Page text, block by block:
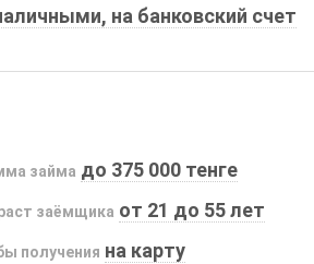
на банковский счет
займа до 375 000 тенге
заёмщика от 21 до 55 лет
получения на карту